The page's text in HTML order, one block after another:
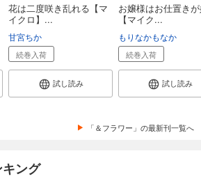
試し読み
ー 2026年3号
カート
花は二度咲き乱れる【マ
イクロ】...
甘宮ちか
続巻入荷
試し読み
お嬢様はお仕置き
【マイク...
もりなかもなか
続巻入荷
試し読み
「＆フラワー」の最新刊一覧へ
ング